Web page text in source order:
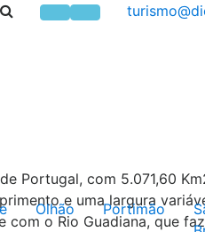
Portugal, com 5.071,60
e uma largura
com o Rio Guadiana, que
Olhão Portimão